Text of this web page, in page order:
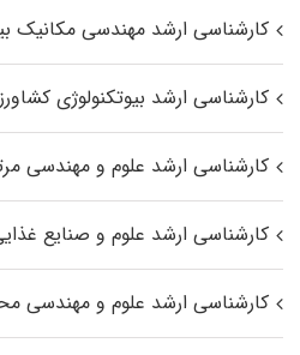
کارشناسی ارشد مهندسی مکانیک
کارشناسی ارشد بیوتکنولوژی
کارشناسی ارشد علوم و مهندسی
کارشناسی ارشد علوم و صنایع
کارشناسی ارشد علوم و مهندسی